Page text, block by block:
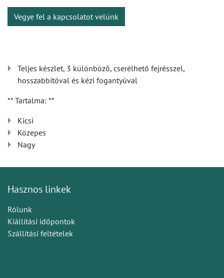
Vegye fel a kapcsolatot velünk
Teljes készlet, 3 különböző, cserélhető fejrésszel,
hosszabbítóval és kézi fogantyúval
** Tartalma: **
Kicsi
Közepes
Nagy
Hasznos linkek
Rólunk
Kiállítási időpontok
Szállítási feltételek